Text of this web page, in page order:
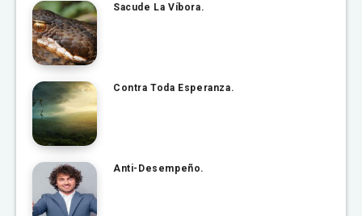
Sacude La Víbora.
Contra Toda Esperanza.
Anti-Desempeño.